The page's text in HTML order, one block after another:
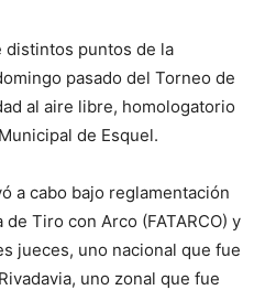
distintos puntos de la
pasado del Torneo de
al aire libre, homologatorio
de Esquel.
a cabo bajo reglamentación
Tiro con Arco (FATARCO) y
jueces, uno nacional que fue
uno zonal que fue